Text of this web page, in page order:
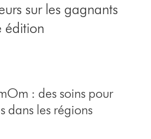
sur les gagnants
édition
: des soins pour
dans les régions